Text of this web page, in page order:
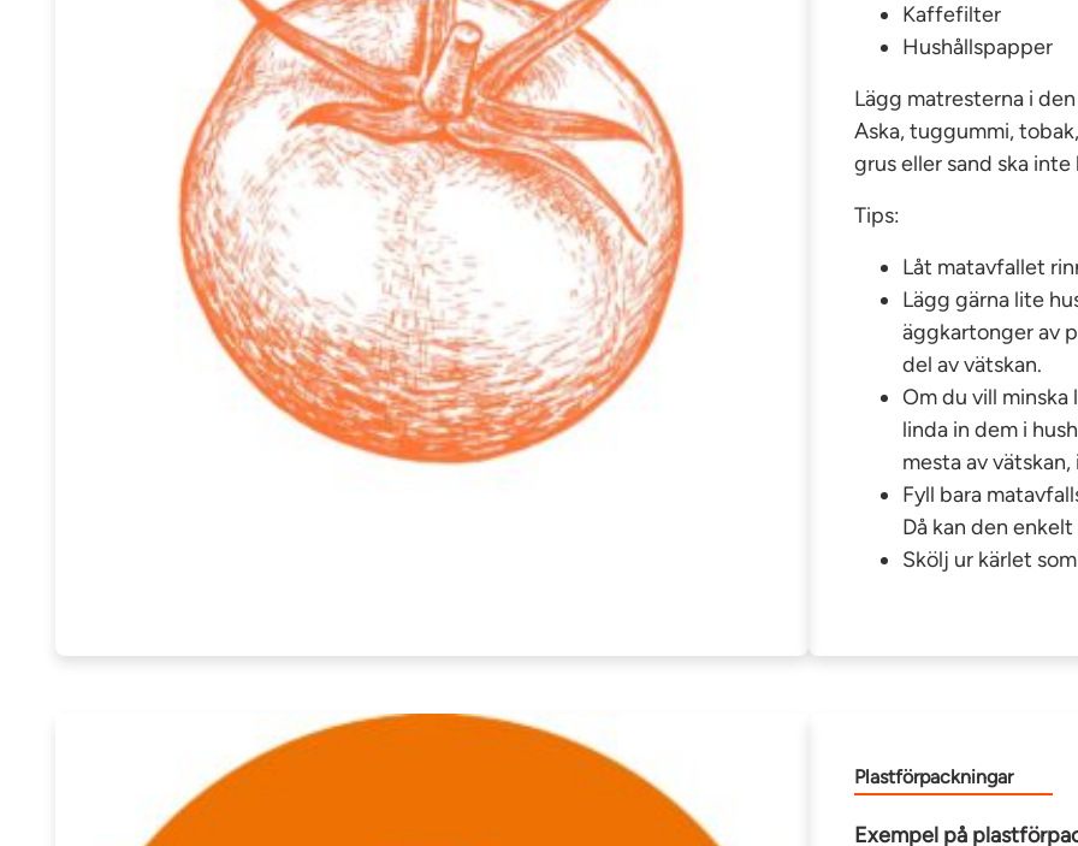
Kaffefilter
Hushållspapper
Lägg matresterna i
Aska, tuggummi,
grus eller sand ska inte
Tips:
Låt matavfallet
Lägg gärna lite
äggkartonger av
del av vätskan.
Om du vill
linda in dem i
mesta av
Fyll bara
Då kan den
Skölj ur kärlet
Plastförpackningar
Exempel på